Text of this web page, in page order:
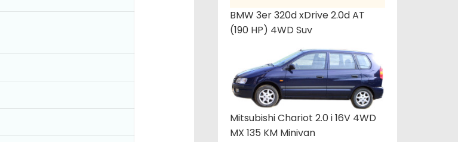
BMW 3er 320d xDrive 2.0d AT
(190 HP) 4WD Suv
Mitsubishi Chariot 2.0 i 16V 4WD
MX 135 KM Minivan